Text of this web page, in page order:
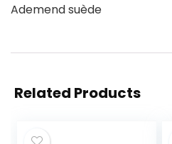
Ademend suède
Related Products